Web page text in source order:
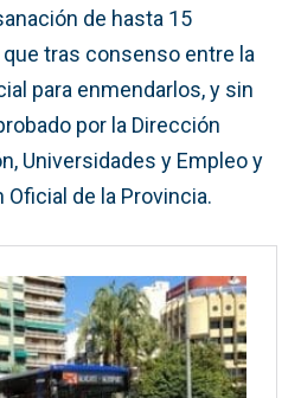
de hasta 15
tras consenso entre la
para enmendarlos, y sin
por la Dirección
Universidades y Empleo y
de la Provincia.